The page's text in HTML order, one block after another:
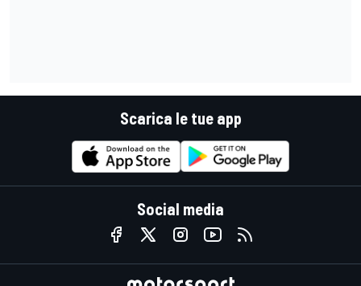
Scarica le tue app
Social media